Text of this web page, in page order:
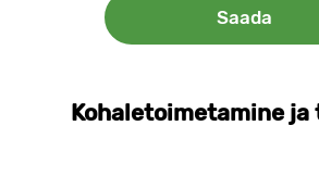
Kohaletoimetamine ja